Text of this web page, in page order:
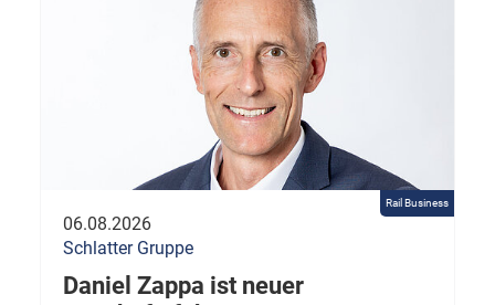
Rail Business
06.08.2026
Schlatter Gruppe
Daniel Zappa ist neuer